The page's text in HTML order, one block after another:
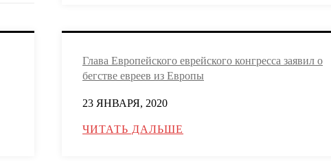
Глава Европейского еврейского конгресса заявил о
бегстве евреев из Европы
23 ЯНВАРЯ, 2020
ЧИТАТЬ ДАЛЬШЕ